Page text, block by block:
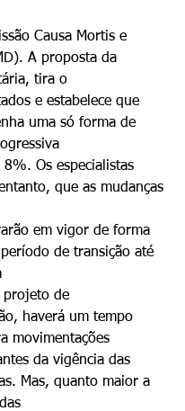
Causa Mortis e
A proposta da
tira o
e estabelece que
uma só forma de
Os especialistas
que as mudanças
em vigor de forma
de transição até
projeto de
haverá um tempo
movimentações
da vigência das
Mas, quanto maior a